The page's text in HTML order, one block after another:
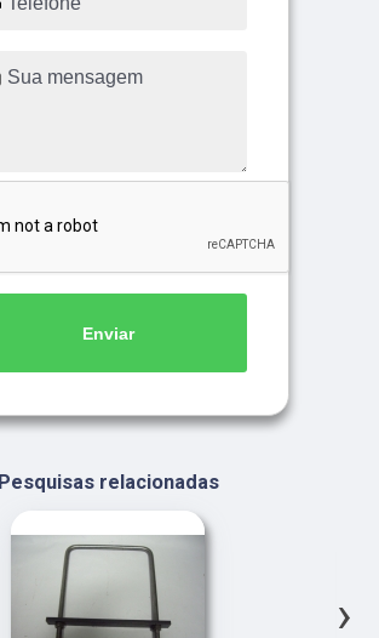
Enviar
Pesquisas relacionadas
›